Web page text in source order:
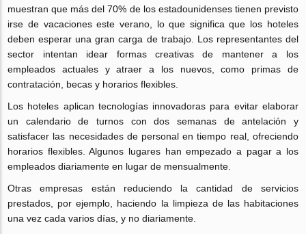
muestran que más del 70% de los estadounidenses tienen previsto
irse de vacaciones este verano, lo que significa que los hoteles
deben esperar una gran carga de trabajo. Los representantes del
sector intentan idear formas creativas de mantener a los
empleados actuales y atraer a los nuevos, como primas de
contratación, becas y horarios flexibles.
Los hoteles aplican tecnologías innovadoras para evitar elaborar
un calendario de turnos con dos semanas de antelación y
satisfacer las necesidades de personal en tiempo real, ofreciendo
horarios flexibles. Algunos lugares han empezado a pagar a los
empleados diariamente en lugar de mensualmente.
Otras empresas están reduciendo la cantidad de servicios
prestados, por ejemplo, haciendo la limpieza de las habitaciones
una vez cada varios días, y no diariamente.